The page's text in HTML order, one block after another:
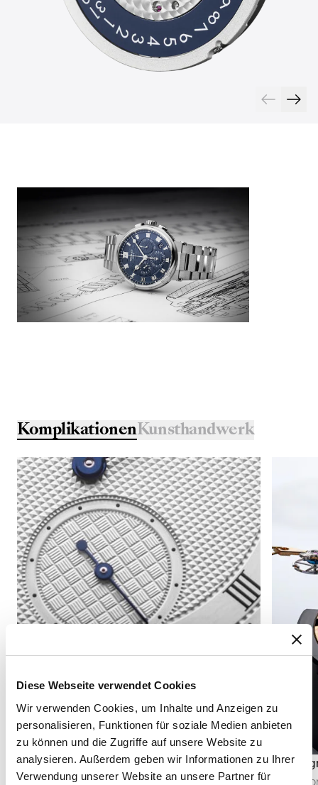
Diese Webseite verwendet Cookies
Wir verwenden Cookies, um Inhalte und Anzeigen zu
personalisieren, Funktionen für soziale Medien anbieten
zu können und die Zugriffe auf unsere Website zu
analysieren. Außerdem geben wir Informationen zu Ihrer
Verwendung unserer Website an unsere Partner für
KomplikationenKunsthandwerk
Sekundenanzeige